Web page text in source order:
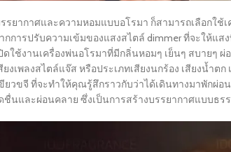
ยากาศและความหอมแบบอโรมา ก็สามารถเลือกใช้
กการปรับความเข้มของแสงสไตล์ dimmer ที่จะให้แส
ดใช้งานเครื่องพ่นอโรมาที่มีกลิ่นหอมๆ เย็นๆ สบายๆ ผ่
งเพลงสไตล์แจ๊ส หรือประเภทเสียงนกร้อง เสียงน้ำ
วขจี ที่จะทำให้คุณรู้สึกราวกับว่าได้เดินทางมาพักผ่อ
ชื่นและผ่อนคลาย ซึ่งเป็นการสร้างบรรยากาศแบบธร